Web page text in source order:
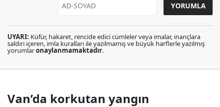
UYARI: Küfür, hakaret, rencide edici cümleler veya imalar, inançlara
saldırı içeren, imla kuralları ile yazılmamış ve büyük harflerle yazılmış
yorumlaronaylanmamaktadır.
Van’da korkutan yangın